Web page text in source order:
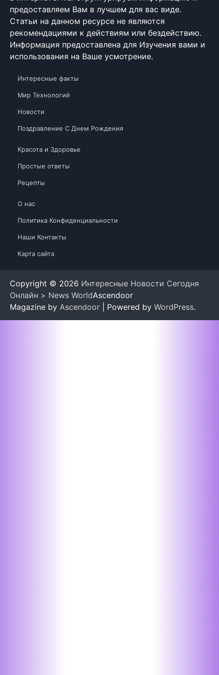
предоставляем Вам в лучшем для вас виде.
Статьи на данном ресурсе не являются
рекомендациями к действиям или бездействию.
Информация предоставлена для Изучения вами и
использования на Ваше усмотрение.
Интересные факты
Мир Технологий
Новости
Поздравление С Днем Рождения
Красота и Здоровье
Простые ответы
Рецепты
О нас
Политика Конфиденциальности
Наши Контакты
Карта сайта
Copyright © 2026 Интересные Новости Сегодня
Онлайн > News WorldAscendoor
Magazine by Ascendoor | Powered by WordPress.